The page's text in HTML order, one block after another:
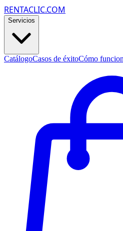
RENTACLIC.COM
Servicios
CatálogoCasos de éxitoCómo